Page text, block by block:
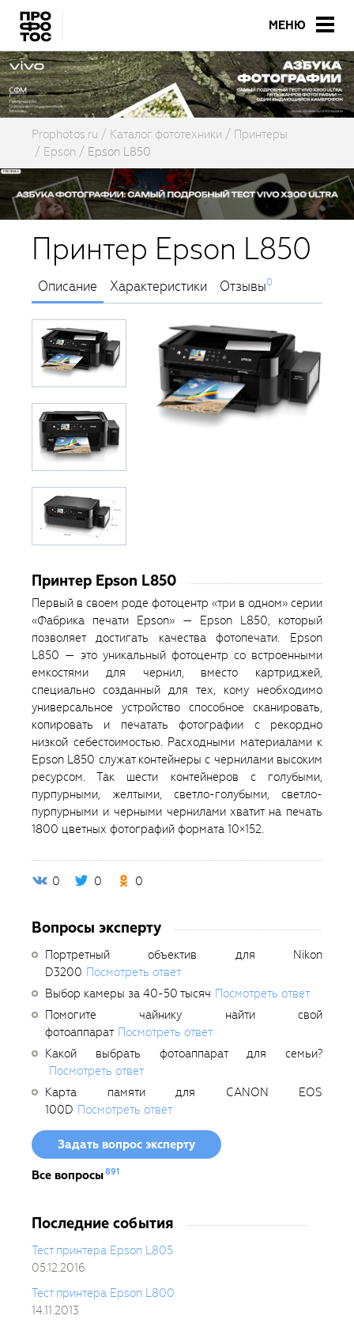
МЕНЮ
Prophotos.ru Каталог фототехники
Принтеры
Epson
Epson L850
Принтер Epson L850
Описание Характеристики Отзывы0
Принтер Epson L850
Первый в своем роде фотоцентр «три в одном» серии
«Фабрика печати Epson» — Epson L850, который
позволяет достигать качества фотопечати. Epson
L850 — это уникальный фотоцентр со встроенными
емкостями для чернил, вместо картриджей,
специально созданный для тех, кому необходимо
универсальное устройство способное сканировать,
копировать и печатать фотографии с рекордно
низкой себестоимостью. Расходными материалами к
Epson L850 служат контейнеры с чернилами высоким
ресурсом. Так шести контейнеров с голубыми,
пурпурными, желтыми, светло-голубыми, светло-
пурпурными и черными чернилами хватит на печать
1800 цветных фотографий формата 10×152.
0 0 0
Вопросы эксперту
Портретный объектив для Nikon
D3200 Посмотреть ответ
Выбор камеры за 40-50 тысяч Посмотреть ответ
Помогите чайнику найти свой
фотоаппарат Посмотреть ответ
Какой выбрать фотоаппарат для семьи?
Посмотреть ответ
Карта памяти для CANON EOS
100D Посмотреть ответ
Задать вопрос эксперту
Все вопросы891
Последние события
Тест принтера Epson L805
05.12.2016
Тест принтера Epson L800
14.11.2013